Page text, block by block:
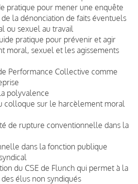
pratique pour mener une enquête
la dénonciation de faits éventuels
ou sexuel au travail
pratique pour prévenir et agir
moral, sexuel et les agissements
Performance Collective comme
polyvalence
colloque sur le harcèlement moral
de rupture conventionnelle dans la
dans la fonction publique
du CSE de Flunch qui permet à la
élus non syndiqués